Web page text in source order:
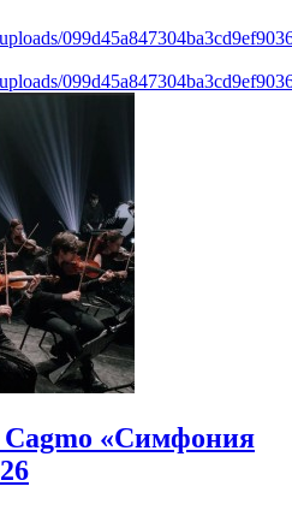
Cagmo «Симфония